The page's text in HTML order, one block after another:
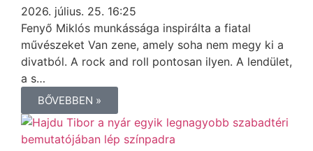
2026. július. 25. 16:25
Fenyő Miklós munkássága inspirálta a fiatal
művészeket Van zene, amely soha nem megy ki a
divatból. A rock and roll pontosan ilyen. A lendület,
a s…
BŐVEBBEN »